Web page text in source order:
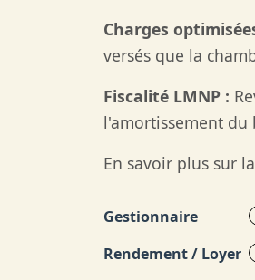
Charges
versés que la
Fiscalité LMNP :
l'amortissement du
En savoir plus sur
Gestionnaire
Rendement / Loyer